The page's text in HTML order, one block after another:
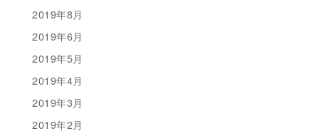
2019年8月
2019年6月
2019年5月
2019年4月
2019年3月
2019年2月